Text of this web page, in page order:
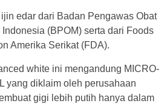
edar dari Badan Pengawas Obat
(BPOM) serta dari Foods
Amerika Serikat (FDA).
white ini mengandung MICRO-
yang diklaim oleh perusahaan
gigi lebih putih hanya dalam